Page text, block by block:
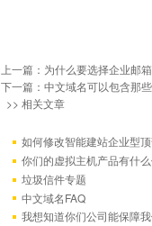
上一篇： 为什么要选择企业邮
下一篇： 中文域名可以包含那
>> 相关文章
如何修改智能建站企业型
你们的虚拟主机产品有什
垃圾信件专题
中文域名FAQ
我想知道你们公司能保障